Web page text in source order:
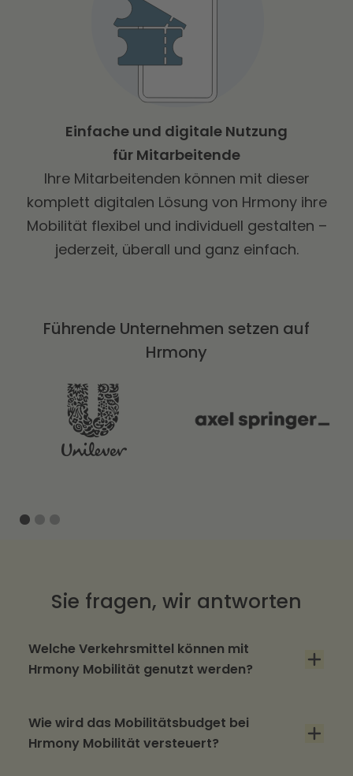
Einfache und digitale Nutzung
für Mitarbeitende
Ihre Mitarbeitenden können mit dieser
komplett digitalen Lösung von Hrmony ihre
Mobilität flexibel und individuell gestalten –
jederzeit, überall und ganz einfach.
Führende Unternehmen setzen auf
Hrmony
Slide 1 of 3.
Sie fragen, wir antworten
Welche Verkehrsmittel können mit
Hrmony Mobilität genutzt werden?
Hrmony Mobilität möglich. Arbeitgebende
können jedoch die Auswahl einschränken,
Wie wird das Mobilitätsbudget bei
Hrmony Mobilität versteuert?